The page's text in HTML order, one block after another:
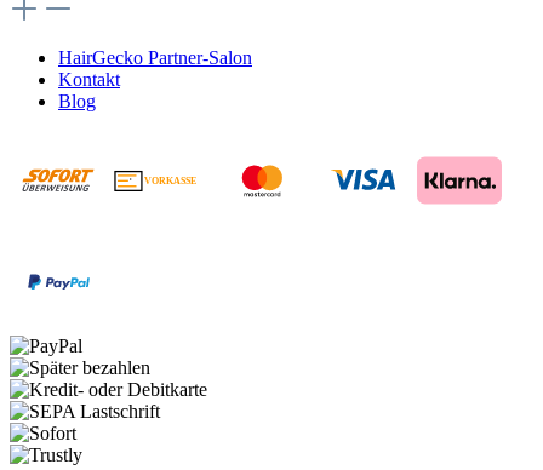
HairGecko Partner-Salon
Kontakt
Blog
VORKASSE